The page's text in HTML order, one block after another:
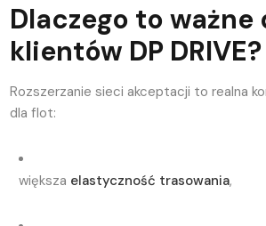
Dlaczego to ważne
klientów DP DRIVE?
Rozszerzanie sieci akceptacji to realna
dla flot:
większa elastyczność trasowania,